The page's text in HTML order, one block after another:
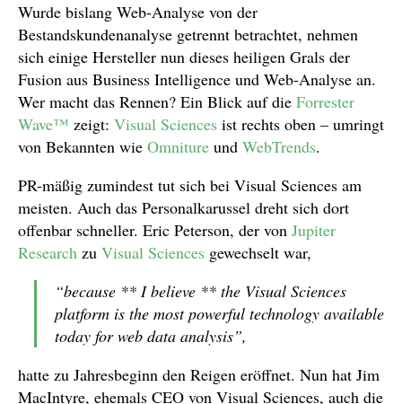
Wurde bislang Web-Analyse von der
Bestandskundenanalyse getrennt betrachtet, nehmen
sich einige Hersteller nun dieses heiligen Grals der
Fusion aus Business Intelligence und Web-Analyse an.
Wer macht das Rennen? Ein Blick auf die Forrester
Wave™ zeigt: Visual Sciences ist rechts oben – umringt
von Bekannten wie Omniture und WebTrends.
PR-mäßig zumindest tut sich bei Visual Sciences am
meisten. Auch das Personalkarussel dreht sich dort
offenbar schneller. Eric Peterson, der von Jupiter
Research zu Visual Sciences gewechselt war,
“because ** I believe ** the Visual Sciences
platform is the most powerful technology available
today for web data analysis”,
hatte zu Jahresbeginn den Reigen eröffnet. Nun hat Jim
MacIntyre, ehemals CEO von Visual Sciences, auch die